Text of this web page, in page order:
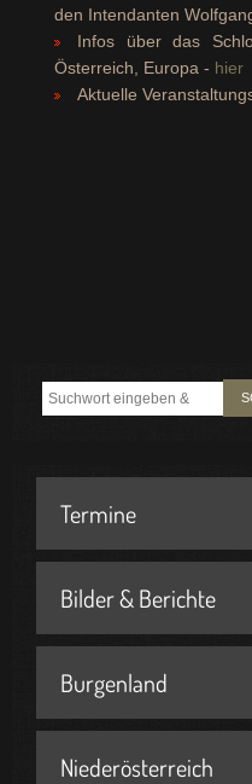
den Intendanten
Infos über das
Österreich, Europa - hier
Aktuelle
Termine
Bilder & Berichte
Burgenland
Niederösterreich